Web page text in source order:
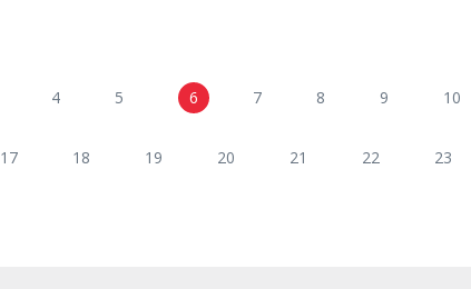
4 5 6 7 8 9 10
17 18 19 20 21 22 23